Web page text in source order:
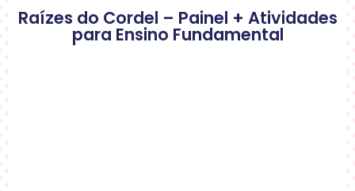
Raízes do Cordel – Painel + Atividades
para Ensino Fundamental